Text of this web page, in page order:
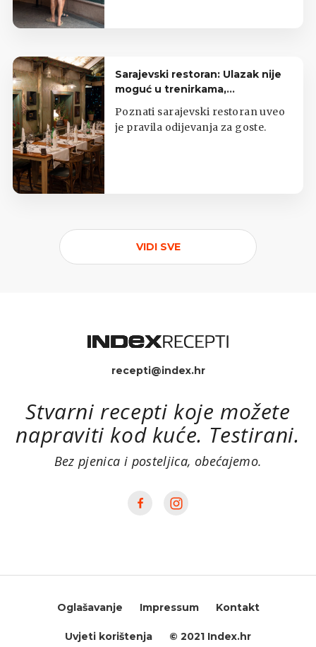
Sarajevski restoran: Ulazak nije
moguć u trenirkama,
Poznati sarajevski restoran uveo
je pravila odijevanja za goste.
VIDI SVE
recepti@index.hr
Stvarni recepti koje možete
napraviti kod kuće. Testirani.
Bez pjenica i posteljica, obećajemo.
Oglašavanje Impressum Kontakt
Uvjeti korištenja © 2021 Index.hr